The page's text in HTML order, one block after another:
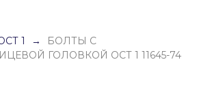
1
БОЛТЫ С
ГОЛОВКОЙ ОСТ 1 11645-74